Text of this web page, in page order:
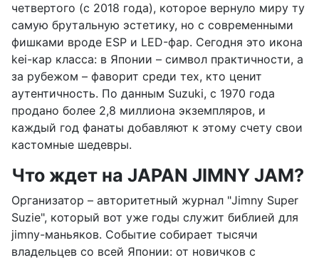
четвертого (с 2018 года), которое вернуло миру ту
самую брутальную эстетику, но с современными
фишками вроде ESP и LED-фар. Сегодня это икона
kei-кар класса: в Японии – символ практичности, а
за рубежом – фаворит среди тех, кто ценит
аутентичность. По данным Suzuki, с 1970 года
продано более 2,8 миллиона экземпляров, и
каждый год фанаты добавляют к этому счету свои
кастомные шедевры.
Что ждет на JAPAN JIMNY JAM?
Организатор – авторитетный журнал "Jimny Super
Suzie", который вот уже годы служит библией для
jimny-маньяков. Событие собирает тысячи
владельцев со всей Японии: от новичков с